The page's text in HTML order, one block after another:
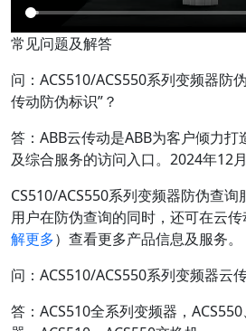
常见问题及解答
问：ACS510/ACS550系列变频器防
传动防伪标识”？
答：ABB云传动是ABB为客户倾力
及综合服务的访问入口。2024年12
CS510/ACS550系列变频器防伪查询
用户在防伪查询的同时，还可在云传
解更多）查看更多产品信息及服务。
问：ACS510/ACS550系列变频器云
答：ACS510全系列变频器，